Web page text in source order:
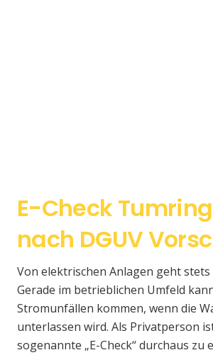
E-Check
nach DGUV
Von elektrischen Anlagen geht stets
Gerade im betrieblichen Umfeld
Stromunfällen kommen, wenn die
unterlassen wird. Als Privatperson
sogenannte „E-Check“ durchaus zu